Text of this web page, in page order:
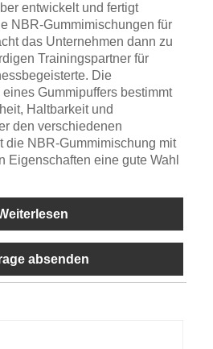
entwickelt und fertigt
NBR-Gummimischungen für
das Unternehmen dann zu
Trainingspartner für
Die
Gummipuffers bestimmt
Haltbarkeit und
den verschiedenen
die NBR-Gummimischung mit
Eigenschaften eine gute Wahl
absenden